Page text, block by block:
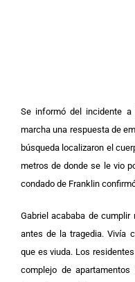
Se informó del incidente
marcha una respuesta de
búsqueda localizaron el
metros de donde se le vio
condado de Franklin
Gabriel acababa de
antes de la tragedia. Vivía
que es viuda. Los
complejo de